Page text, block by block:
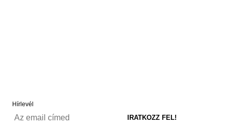
Hírlevél